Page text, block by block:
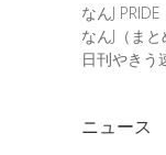
なんJ PRIDE
なんJ（ま
日刊やきう
ニュース